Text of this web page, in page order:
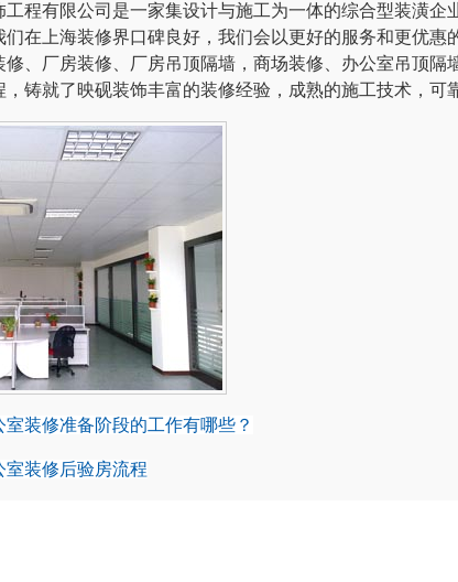
工程有限公司是一家集设计与施工为一体的综合型装潢企
在上海装修界口碑良好，我们会以更好的服务和更优惠
、厂房装修、厂房吊顶隔墙，商场装修、办公室吊顶隔
铸就了映砚装饰丰富的装修经验，成熟的施工技术，可
室装修准备阶段的工作有哪些？
室装修后验房流程